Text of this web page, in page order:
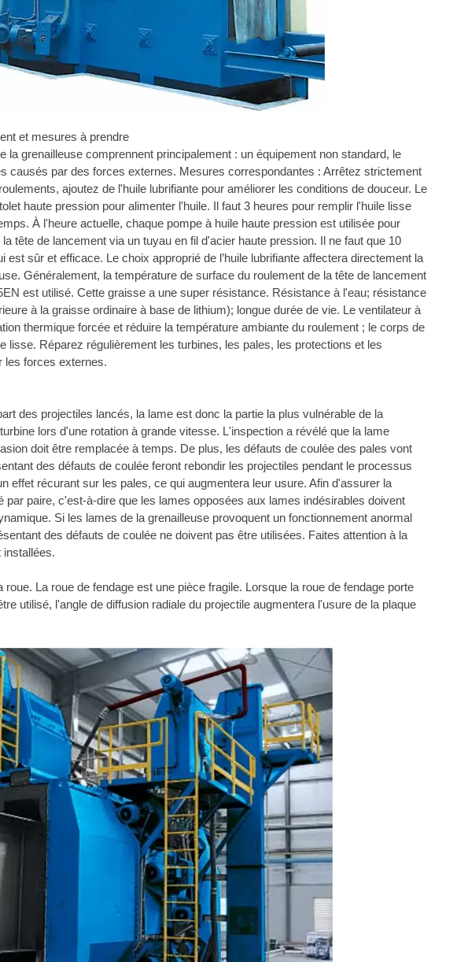
et mesures à prendre
grenailleuse comprennent principalement : un équipement non standard, le
causés par des forces externes. Mesures correspondantes : Arrêtez strictement
ajoutez de l'huile lubrifiante pour améliorer les conditions de douceur. Le
haute pression pour alimenter l'huile. Il faut 3 heures pour remplir l'huile lisse
À l'heure actuelle, chaque pompe à huile haute pression est utilisée pour
tête de lancement via un tuyau en fil d'acier haute pression. Il ne faut que 10
sûr et efficace. Le choix approprié de l’huile lubrifiante affectera directement la
Généralement, la température de surface du roulement de la tête de lancement
est utilisé. Cette graisse a une super résistance. Résistance à l'eau; résistance
à la graisse ordinaire à base de lithium); longue durée de vie. Le ventilateur à
thermique forcée et réduire la température ambiante du roulement ; le corps de
lisse. Réparez régulièrement les turbines, les pales, les protections et les
les forces externes.
des projectiles lancés, la lame est donc la partie la plus vulnérable de la
lors d'une rotation à grande vitesse. L'inspection a révélé que la lame
doit être remplacée à temps. De plus, les défauts de coulée des pales vont
des défauts de coulée feront rebondir les projectiles pendant le processus
effet récurant sur les pales, ce qui augmentera leur usure. Afin d'assurer la
paire, c'est-à-dire que les lames opposées aux lames indésirables doivent
Si les lames de la grenailleuse provoquent un fonctionnement anormal
des défauts de coulée ne doivent pas être utilisées. Faites attention à la
installées.
La roue de fendage est une pièce fragile. Lorsque la roue de fendage porte
utilisé, l'angle de diffusion radiale du projectile augmentera l'usure de la plaque